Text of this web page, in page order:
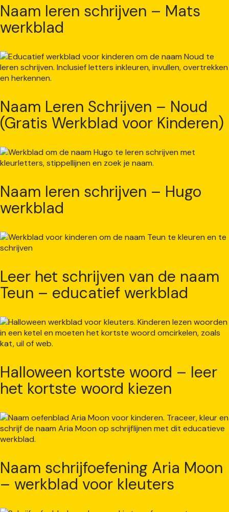
Naam leren schrijven – Mats
werkblad
Naam Leren Schrijven – Noud
(Gratis Werkblad voor Kinderen)
Naam leren schrijven – Hugo
werkblad
Leer het schrijven van de naam
Teun – educatief werkblad
Halloween kortste woord – leer
het kortste woord kiezen
Naam schrijfoefening Aria Moon
– werkblad voor kleuters